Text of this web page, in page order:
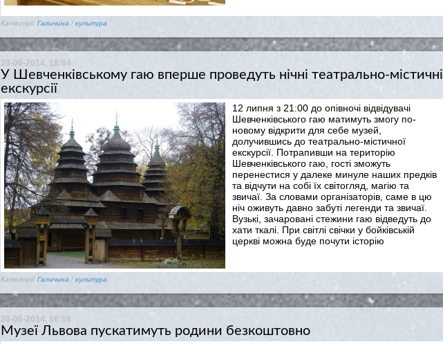
Категорії: Галичина /культура
20-06-2014, 18:04
У Шевченківському гаю вперше проведуть нічні театрально-містичні
екскурсії
12 липня з 21:00 до опівночі відвідувачі
Шевченківського гаю матимуть змогу по-
новому відкрити для себе музей,
долучившись до театрально-містичної
екскурсії. Потрапивши на територію
Шевченківського гаю, гості зможуть
перенестися у далеке минуле наших предків
та відчути на собі їх світогляд, магію та
звичаї. За словами організаторів, саме в цю
ніч оживуть давно забуті легенди та звичаї.
Вузькі, зачаровані стежини гаю відведуть до
хати ткалі. При світлі свічки у бойківській
церкві можна буде почути історію
Категорії: Галичина /культура
20-06-2014, 16:16
Музеї Львова пускатимуть родини безкоштовно